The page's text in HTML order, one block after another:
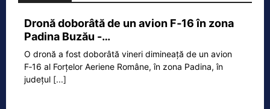
Dronă doborâtă de un avion F‑16 în zona
Padina Buzău -…
O dronă a fost doborâtă vineri dimineață de un avion
F‑16 al Forțelor Aeriene Române, în zona Padina, în
județul [...]